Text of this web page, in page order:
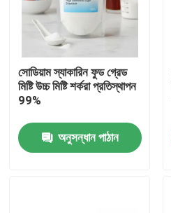
পণ্য
ভিডিও
আমাদের সম্পর্কে
সোডিয়াম স্যাকারিন ফুড গ্রেড
মিষ্টি উচ্চ মিষ্টি শর্করা প্রতিস্থাপন
99%
অনুসন্ধান পাঠান